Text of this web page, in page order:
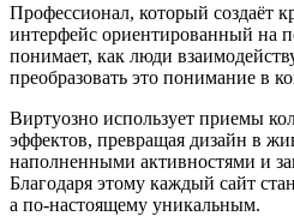
Профессионал, который создаёт
интерфейс ориентированный на
понимает, как люди
преобразовать это понимание в
Виртуозно использует приемы
эффектов, превращая дизайн в
наполненными активностями и
Благодаря этому каждый сайт
а по-настоящему уникальным.